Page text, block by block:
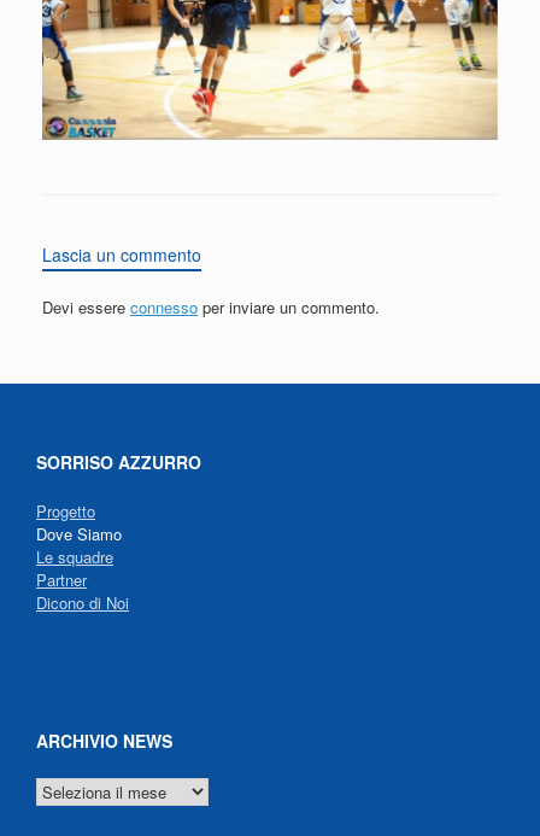
Lascia un commento
Devi essere connesso per inviare un commento.
SORRISO AZZURRO
Progetto
Dove Siamo
Le squadre
Partner
Dicono di Noi
ARCHIVIO NEWS
ARCHIVIO
NEWS